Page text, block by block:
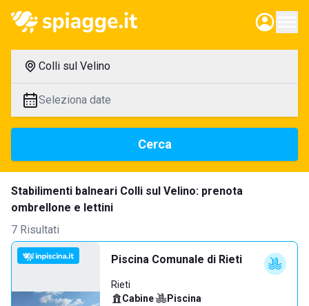
Colli sul Velino
Seleziona date
Cerca
Stabilimenti balneari Colli sul Velino: prenota
ombrellone e lettini
7 Risultati
Piscina Comunale di Rieti
Rieti
Cabine· Piscina·